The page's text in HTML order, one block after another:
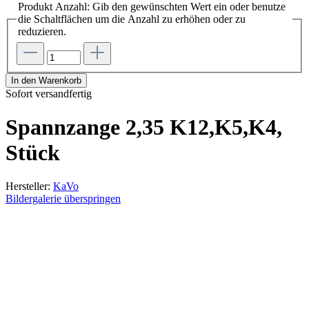
Produkt Anzahl: Gib den gewünschten Wert ein oder benutze
die Schaltflächen um die Anzahl zu erhöhen oder zu
reduzieren.
In den Warenkorb
Sofort versandfertig
Spannzange 2,35 K12,K5,K4,
Stück
Hersteller: KaVo
Bildergalerie überspringen